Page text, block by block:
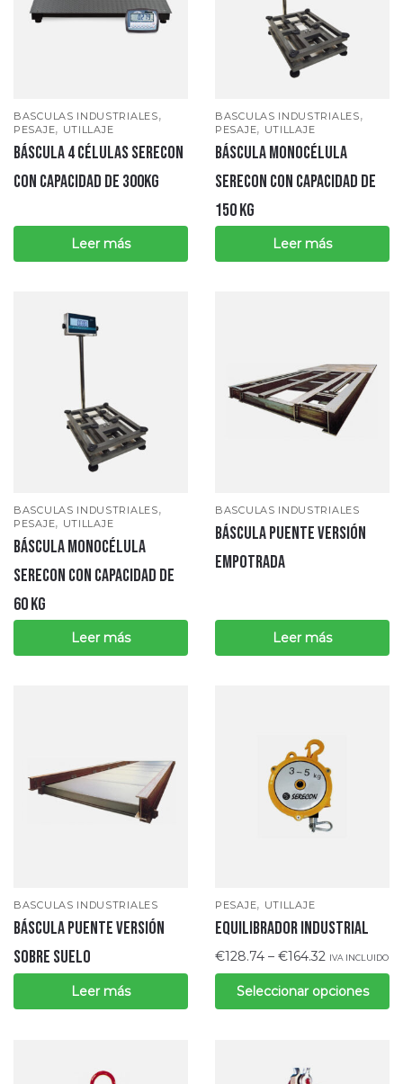
BASCULAS INDUSTRIALES,
PESAJE, UTILLAJE
Báscula 4 células Serecon
CON CAPACIDAD DE 300Kg
Leer más
BASCULAS INDUSTRIALES,
PESAJE, UTILLAJE
Báscula monocélula
SERECON con capacidad de
150 kg
Leer más
BASCULAS INDUSTRIALES,
PESAJE, UTILLAJE
Báscula monocélula
SERECON con capacidad de
60 kg
Leer más
BASCULAS INDUSTRIALES
Báscula puente versión
empotrada
Leer más
BASCULAS INDUSTRIALES
Báscula puente versión
sobre suelo
Leer más
PESAJE, UTILLAJE
Equilibrador industrial
€128.74 – €164.32 IVA INCLUIDO
Seleccionar opciones